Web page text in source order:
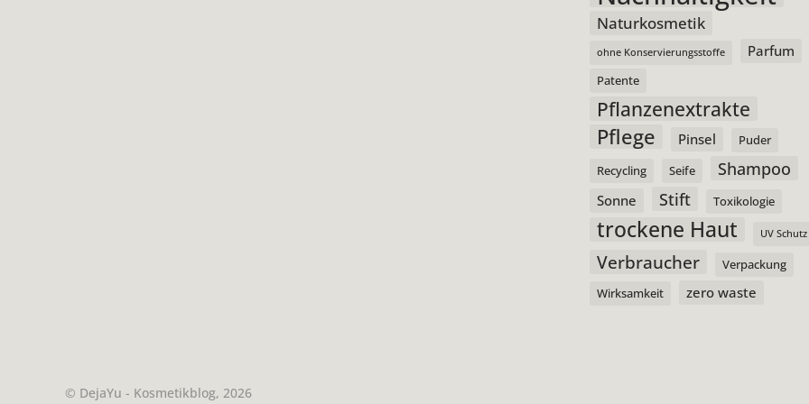
Naturkosmetik
ohne Konservierungsstoffe Parfum
Patente
Pflanzenextrakte
Pflege Pinsel
Puder
Recycling
Seife Shampoo
Sonne Stift Toxikologie
trockene Haut UV Schutz
Verbraucher
Verpackung
Wirksamkeit
zero waste
© DejaYu - Kosmetikblog, 2026